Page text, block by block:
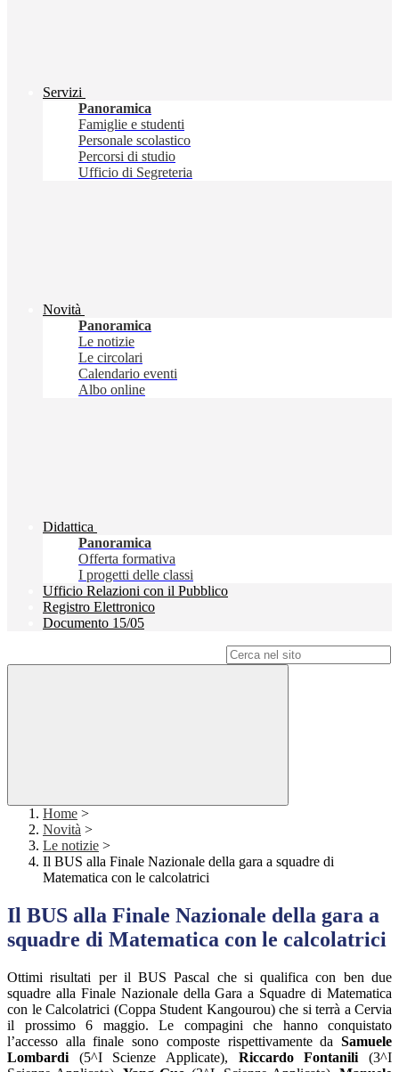
Servizi
Panoramica
Famiglie e studenti
Personale scolastico
Percorsi di studio
Ufficio di Segreteria
Novità
Panoramica
Le notizie
Le circolari
Calendario eventi
Albo online
Didattica
Panoramica
Offerta formativa
I progetti delle classi
Ufficio Relazioni con il Pubblico
Registro Elettronico
Documento 15/05
Home >
Novità >
Le notizie >
Il BUS alla Finale Nazionale della gara a squadre di
Matematica con le calcolatrici
Il BUS alla Finale Nazionale della gara a
squadre di Matematica con le calcolatrici
Ottimi risultati per il BUS Pascal che si qualifica con ben due
squadre alla Finale Nazionale della Gara a Squadre di Matematica
con le Calcolatrici (Coppa Student Kangourou) che si terrà a Cervia
il prossimo 6 maggio. Le compagini che hanno conquistato
l’accesso alla finale sono composte rispettivamente da Samuele
Lombardi (5^I Scienze Applicate), Riccardo Fontanili (3^I